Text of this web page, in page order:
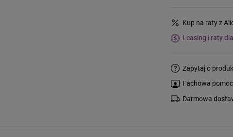
Kup na raty z
Leasing i raty
Zapytaj o
Fachowa
Darmowa